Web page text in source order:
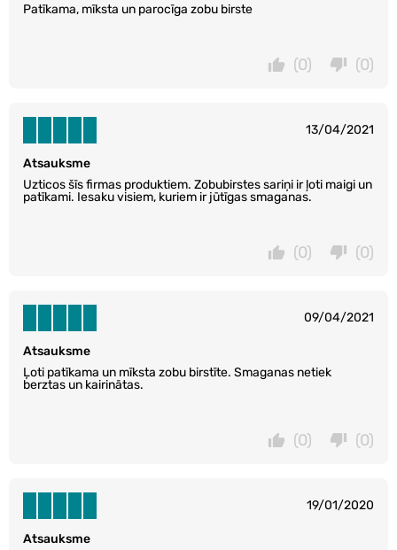
Patīkama, mīksta un parocīga zobu birste
(0)
(0)
13/04/2021
Atsauksme
Uzticos šīs firmas produktiem. Zobubirstes sariņi ir ļoti maigi un
patīkami. Iesaku visiem, kuriem ir jūtīgas smaganas.
(0)
(0)
09/04/2021
Atsauksme
Ļoti patīkama un mīksta zobu birstīte. Smaganas netiek
berztas un kairinātas.
(0)
(0)
19/01/2020
Atsauksme